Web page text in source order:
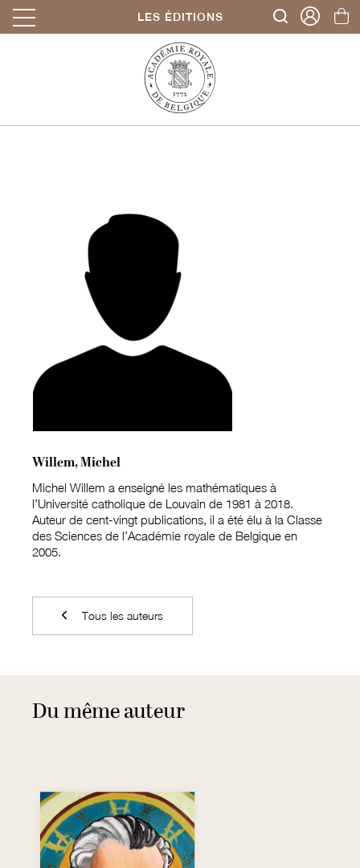
LES ÉDITIONS
Willem, Michel
Michel Willem a enseigné les mathématiques à
l’Université catholique de Louvain de 1981 à 2018.
Auteur de cent-vingt publications, il a été élu à la Classe
des Sciences de l’Académie royale de Belgique en
2005.
Tous les auteurs
Du même auteur